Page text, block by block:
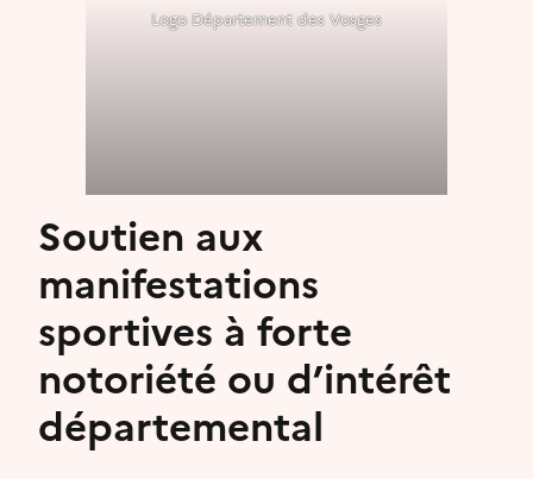
Logo Département des Vosges
Soutien aux
manifestations
sportives à forte
notoriété ou d’intérêt
départemental